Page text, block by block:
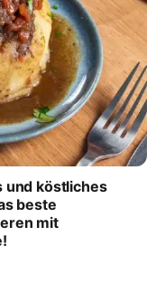
und köstliches
beste
mit